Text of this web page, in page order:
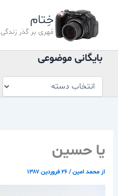
خِتام
مُهری بر گذر زندگی
بایگانی موضوعی
موضوعی
يا حسين
از محمد امین/۲۶ فروردین ۱۳۸۷